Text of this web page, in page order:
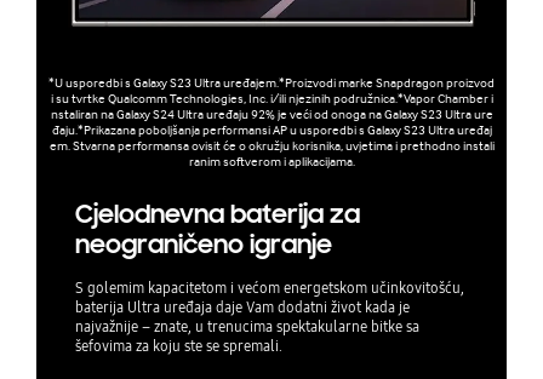
*U usporedbi s Galaxy S23 Ultra uređajem.*Proizvodi marke Snapdragon proizvod
i su tvrtke Qualcomm Technologies, Inc. i/ili njezinih podružnica.*Vapor Chamber i
nstaliran na Galaxy S24 Ultra uređaju 92% je veći od onoga na Galaxy S23 Ultra ure
đaju.*Prikazana poboljšanja performansi AP u usporedbi s Galaxy S23 Ultra uređaj
em. Stvarna performansa ovisit će o okružju korisnika, uvjetima i prethodno instali
ranim softverom i aplikacijama.
Cjelodnevna baterija za
neograničeno igranje
S golemim kapacitetom i većom energetskom učinkovitošću,
baterija Ultra uređaja daje Vam dodatni život kada je
najvažnije – znate, u trenucima spektakularne bitke sa
šefovima za koju ste se spremali.